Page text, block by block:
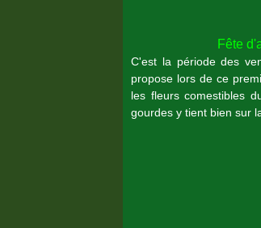
Fête
C'est la période des
propose lors de ce
les fleurs comestibles
gourdes y tient bien sur